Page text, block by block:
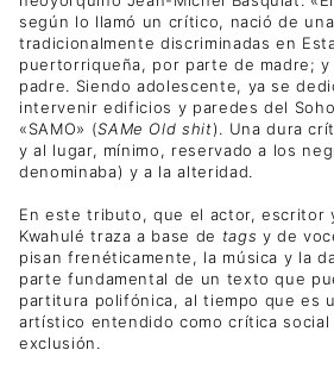
según lo llamó un crítico, nació de
tradicionalmente discriminadas en
puertorriqueña, por parte de madre;
padre. Siendo adolescente, ya se
intervenir edificios y paredes del
«SAMO» (SAMe Old shit). Una dura
y al lugar, mínimo, reservado a los
denominaba) y a la alteridad.
En este tributo, que el actor, escritor
Kwahulé traza a base de tags y de
pisan frenéticamente, la música y la
parte fundamental de un texto que
partitura polifónica, al tiempo que es
artístico entendido como crítica social
exclusión.